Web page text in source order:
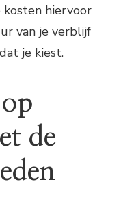
kosten hiervoor
van je verblijf
je kiest.
de